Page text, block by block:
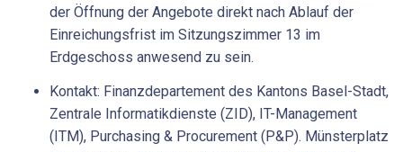
der Öffnung der Angebote direkt nach Ablauf der
Einreichungsfrist im Sitzungszimmer 13 im
Erdgeschoss anwesend zu sein.
Kontakt: Finanzdepartement des Kantons Basel-Stadt,
Zentrale Informatikdienste (ZID), IT-Management
(ITM), Purchasing & Procurement (P&P). Münsterplatz